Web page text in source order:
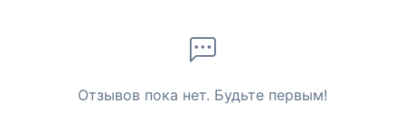
Отзывов пока нет. Будьте первым!